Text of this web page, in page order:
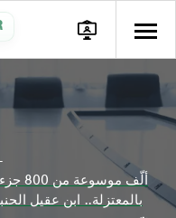
ألّف
بالمعتزلة.. ابن عقيل